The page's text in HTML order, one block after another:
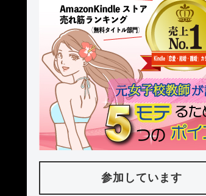
参加しています